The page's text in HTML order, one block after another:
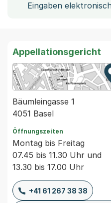
Eingaben
Appellationsgericht
Bäumleingasse 1
4051 Basel
Öffnungszeiten
Montag bis Freitag
07.45 bis 11.30 Uhr und
13.30 bis 17.00 Uhr
+41 61 267 38 38